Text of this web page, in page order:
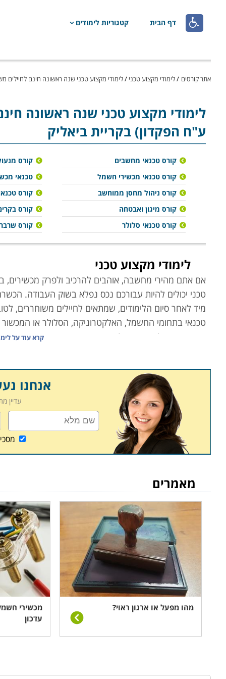
 דף הבית קטגוריות לימודים
אתר קורסים /לימודי מקצוע טכני /לימודי מקצוע טכני שנה ראשונה חינם לחיילים
לימודי מקצוע טכנישנה ראשונה
ע"ח הפקדון) בקריית ביאליק
קורס טכנאי מחשבים
קורס טכנאי מכשירי חשמל
קורס ניהול מחסן ממוחשב
קורס מיגון ואבטחה
קורס טכנאי סלולר
קורס
טכנאי
קורס
קורס
קורס
לימודי מקצוע טכני
אם אתם מהירי מחשבה, אוהבים להרכיב ולפרק מכשירים,
טכני יכולים להיות עבורכם נכס נפלא בשוק העבודה.
מיד לאחר סיום הלימודים, שמתאים לחיילים
טכנאי בתחומי החשמל, האלקטרוניקה, הסלולר או
זמן קצר. מהלך שיעניק לכם נכס חדש, מכניס ומבוקש.
בין העמודים הבאים באתר מומלץ לשים לב לכך שישנם
העשרה בנושאי שיווק, פרסום, בניית עסק וניהול
קורס טכנאי מכשירי חשמל
פעם כל מכשיר חשמלי שנקנה עלה הון, נחשב כ"נכס",
השדרוגים הטכנולוגיים התכופים, לצד ירידת המחירים,
אחרי תקופת האחריות שלו הופך עבור רובנו להזדמנות
ופחות במעבדות פרטיות עצמאיות כבעבר.
קורס טכנאי מיזוג אוויר
בניגוד לנאמר בפסקה הקודמת, ציוד מיזוג אוויר הוא
רב מצד הצרכן לתחזק את הציוד ולא להחליפו בעת משבר
הוא מקצוע בטוח בעל ביקוש יציב הן במגזר הביתי-פרטי,
משמשים משך שנים, ודורשים לא רק תיקונים, אלא גם
ההתחממות הגלובלית, מובטחים חיוניותו ועתידו של
קורס טכנאי סלולר
ומעבדות סלולר עצמאיות, שמוכרות ומתקנות מכשירים.
קרא עוד על
אנחנו
עדיין
מאמרים
מהו מפעל או ארגון ראוי?
מכשירי
עדכון